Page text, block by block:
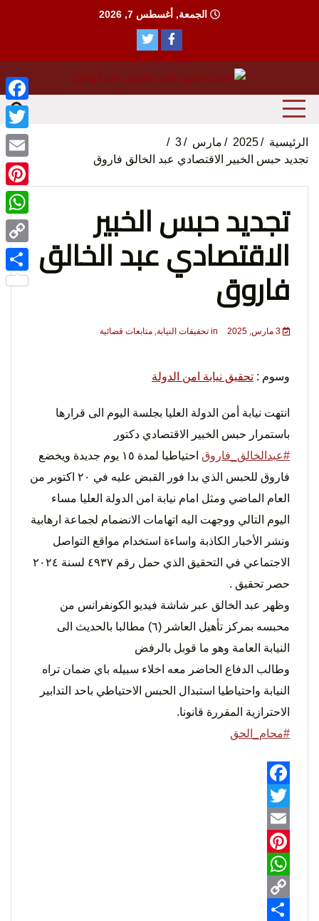
الجمعة, أغسطس 7, 2026
الحق
لحرية
الرأي
التعبير
وحقوق
منظمة حقوقية مصرية تدافع عن حقوق الانسان
الرئيسية 2025 مارس
3
تجديد حبس الخبير الاقتصادي عبد الخالق فاروق
تجديد حبس الخبير
الاقتصادي عبد الخالق
فاروق
3 مارس, 2025 in تحقيقات النيابة,متابعات قضائية
وسوم : تحقيق نيابة امن الدولة
انتهت نيابة أمن الدولة العليا بجلسة اليوم الى قرارها
باستمرار حبس الخبير الاقتصادي دكتور
#عبدالخالق_فاروق
احتياطيا لمدة ١٥ يوم جديدة ويخضع
فاروق للحبس الذي بدا فور القبض عليه في ٢٠ اكتوبر من
العام الماضي ومثل امام نيابة امن الدولة العليا مساء
اليوم التالي ووجهت اليه اتهامات الانضمام لجماعة ارهابية
ونشر الأخبار الكاذبة واساءة استخدام مواقع التواصل
الاجتماعي في التحقيق الذي حمل رقم ٤٩٣٧ لسنة ٢٠٢٤
حصر تحقيق .
وظهر عبد الخالق عبر شاشة فيديو الكونفرانس من
محبسه بمركز تأهيل العاشر (٦) مطالبا بالحديث الى
النيابة العامة وهو ما قوبل بالرفض
وطالب الدفاع الحاضر معه اخلاء سبيله باي ضمان تراه
النيابة واحتياطيا استبدال الحبس الاحتياطي باحد التدابير
الاحترازية المقررة قانونا.
#محام_الحق
Facebook
Twitter
Email
Pinterest
WhatsApp
Copy
Email
Copy
Link